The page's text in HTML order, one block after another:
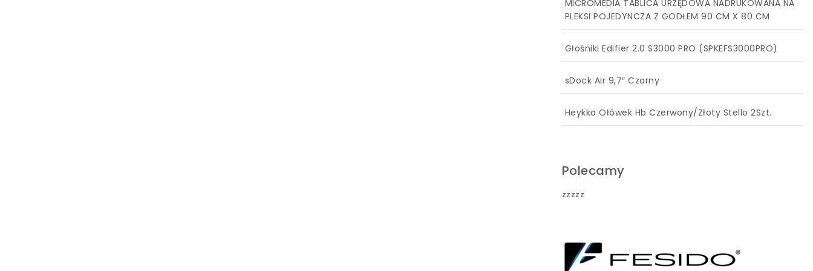
MICROMEDIA TABLICA URZĘDOWA NADRUKOWANA NA
PLEKSI POJEDYNCZA Z GODŁEM 90 CM X 80 CM
Głośniki Edifier 2.0 S3000 PRO (SPKEFS3000PRO)
sDock Air 9,7″ Czarny
Heykka Ołówek Hb Czerwony/Złoty Stello 2Szt.
Polecamy
zzzzz